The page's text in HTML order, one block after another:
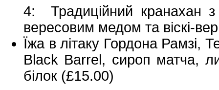
4: Традиційний кранахан
вересовим медом та віскі-
Їжа в літаку Гордона Рамзі,
Black Barrel, сироп матча,
білок (£15.00)